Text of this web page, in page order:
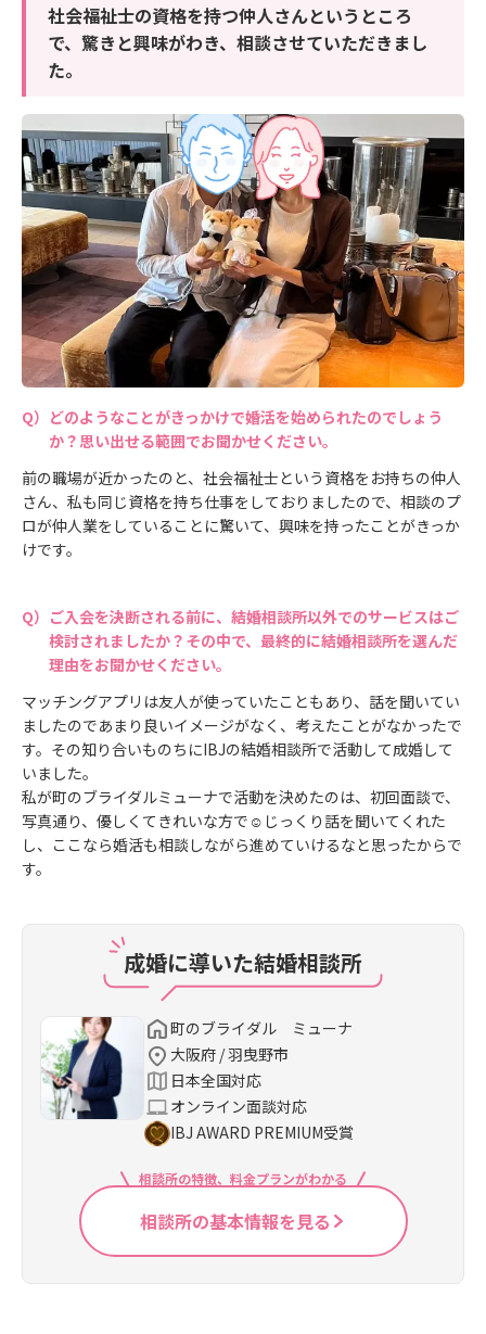
社会福祉士の資格を持つ仲人さんというところ
で、驚きと興味がわき、相談させていただきまし
た。
どのようなことがきっかけで婚活を始められたのでしょう
か？思い出せる範囲でお聞かせください。
前の職場が近かったのと、社会福祉士という資格をお持ちの仲人
さん、私も同じ資格を持ち仕事をしておりましたので、相談のプ
ロが仲人業をしていることに驚いて、興味を持ったことがきっか
けです。
ご入会を決断される前に、結婚相談所以外でのサービスはご
検討されましたか？その中で、最終的に結婚相談所を選んだ
理由をお聞かせください。
マッチングアプリは友人が使っていたこともあり、話を聞いてい
ましたのであまり良いイメージがなく、考えたことがなかったで
す。その知り合いものちにIBJの結婚相談所で活動して成婚して
いました。
私が町のブライダルミューナで活動を決めたのは、初回面談で、
写真通り、優しくてきれいな方で☺じっくり話を聞いてくれた
し、ここなら婚活も相談しながら進めていけるなと思ったからで
す。
成婚に導いた結婚相談所
町のブライダル ミューナ
大阪府 / 羽曳野市
日本全国対応
オンライン面談対応
IBJ AWARD PREMIUM受賞
相談所の特徴、料金プランがわかる
相談所の基本情報を見る